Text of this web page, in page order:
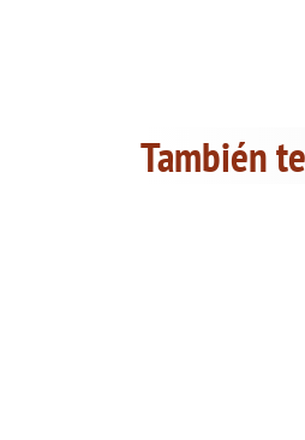
También